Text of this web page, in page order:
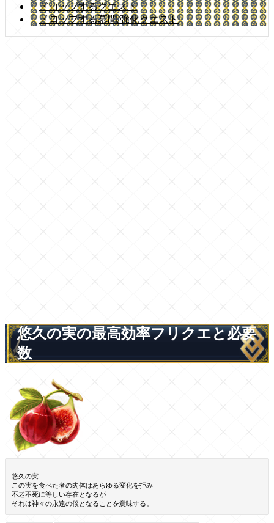
ドロップするクエスト
ドロップする幕間/強化クエスト
悠久の実の最高効率フリクエと必要
数
悠久の実
この実を食べた者の肉体はあらゆる変化を拒み
不老不死に等しい存在となるが
それは神々の永遠の僕となることを意味する。